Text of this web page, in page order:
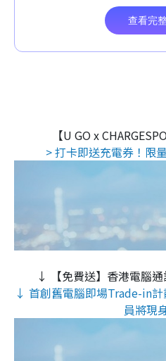
【U GO x
> 打卡即送充電券！限
↓ 【免費送】香港電腦
↓ 首創舊電腦即場Trade-in
員將現